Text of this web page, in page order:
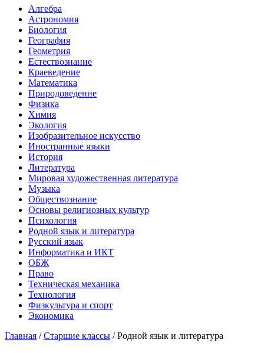
Алгебра
Астрономия
Биология
География
Геометрия
Естествознание
Краеведение
Математика
Природоведение
Физика
Химия
Экология
Изобразительное искусство
Иностранные языки
История
Литература
Мировая художественная литература
Музыка
Обществознание
Основы религиозных культур
Психология
Родной язык и литература
Русский язык
Информатика и ИКТ
ОБЖ
Право
Техническая механика
Технология
Физкультура и спорт
Экономика
Главная /Старшие классы /Родной язык и литература